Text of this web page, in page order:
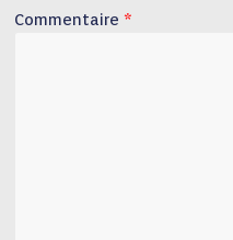
Commentaire *